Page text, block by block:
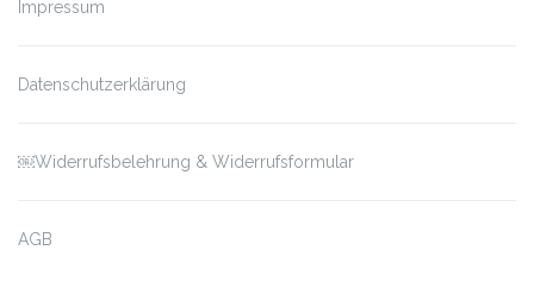
Impressum
Datenschutzerklärung
￼Widerrufsbelehrung & Widerrufsformular
AGB